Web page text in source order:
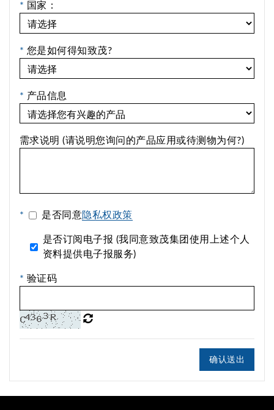
* 国家：
* 您是如何得知致茂?
* 产品信息
需求说明 (请说明您询问的产品应用或待测物为何?)
* 是否同意隐私权政策
是否订阅电子报 (我同意致茂集团使用上述个人
资料提供电子报服务)
* 验证码
确认送出